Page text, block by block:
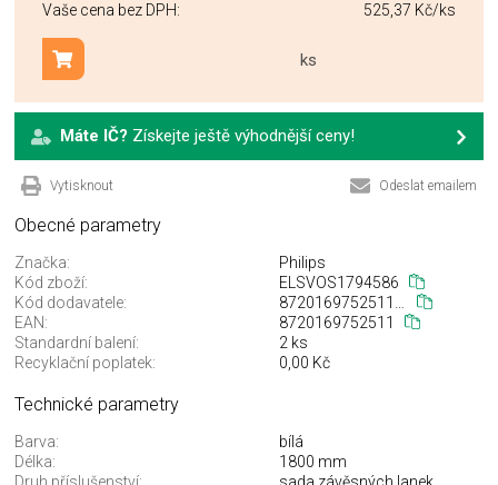
Vaše cena bez DPH: 525,37 Kč/ks
ks
Přidat do košíku
Máte IČ? Získejte ještě výhodnější ceny!
Vytisknout Odeslat emailem
Obecné parametry
Značka:
Philips
Kód zboží:
ELSVOS1794586
Kód dodavatele:
872016975251199
EAN:
8720169752511
Standardní balení:
2 ks
Recyklační poplatek:
0,00 Kč
Technické parametry
Barva:
bílá
Délka:
1800 mm